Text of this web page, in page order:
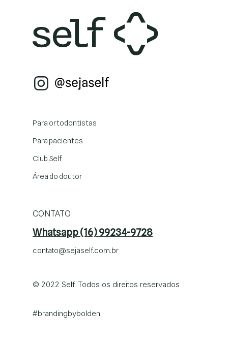
Para ortodontistas
Para pacientes
Club Self
Área do doutor
CONTATO
Whatsapp (16) 99234-9728
contato@sejaself.com.br
© 2022 Self. Todos os direitos reservados
#brandingbybolden